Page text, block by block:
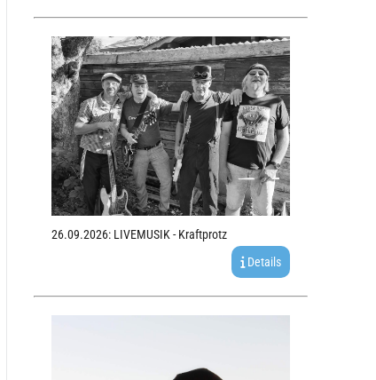
26.09.2026: LIVEMUSIK - Kraftprotz
Details